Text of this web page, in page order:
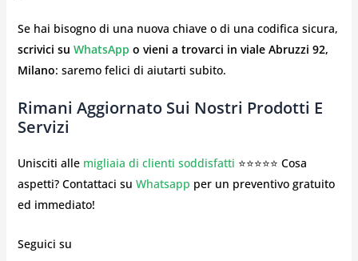
Se hai bisogno di una nuova chiave o di una codifica sicura,
scrivici su WhatsApp o vieni a trovarci in viale Abruzzi 92,
Milano: saremo felici di aiutarti subito.
Rimani Aggiornato Sui Nostri Prodotti E
Servizi
Unisciti alle migliaia di clienti soddisfatti ⭐⭐⭐⭐⭐ Cosa
aspetti? Contattaci su Whatsapp per un preventivo gratuito
ed immediato!
Seguici su